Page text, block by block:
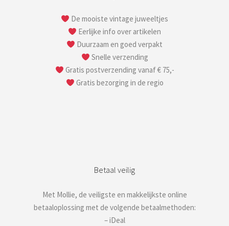
De mooiste vintage juweeltjes
Eerlijke info over artikelen
Duurzaam en goed verpakt
Snelle verzending
Gratis postverzending vanaf € 75,-
Gratis bezorging in de regio
Betaal veilig
Met Mollie, de veiligste en makkelijkste online
betaaloplossing met de volgende betaalmethoden:
– iDeal